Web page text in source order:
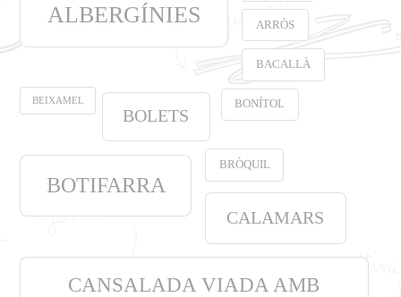
ALBERGÍNIES ARRÒS
BACALLÀ
BEIXAMEL
BOLETS
BONÍTOL
BOTIFARRA
BRÒQUIL
CALAMARS
CANSALADA VIADA AMB